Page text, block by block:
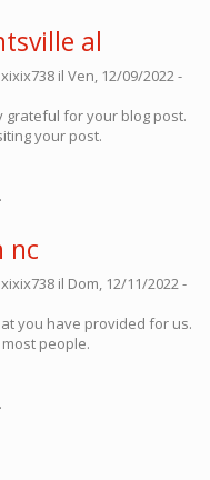
al
il Ven, 12/09/2022 -
grateful for your blog post.
your post.
nc
il Dom, 12/11/2022 -
you have provided for us.
people.